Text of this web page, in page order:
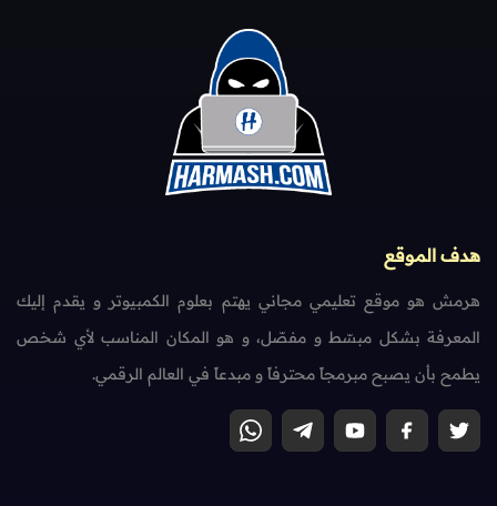
هدف الموقع
هرمش هو موقع تعليمي مجاني يهتم بعلوم الكمبيوتر و يقدم إليك
المعرفة بشكل مبسّط و مفصّل، و هو المكان المناسب لأي شخص
يطمح بأن يصبح مبرمجاً محترفاً و مبدعاً في العالم الرقمي.